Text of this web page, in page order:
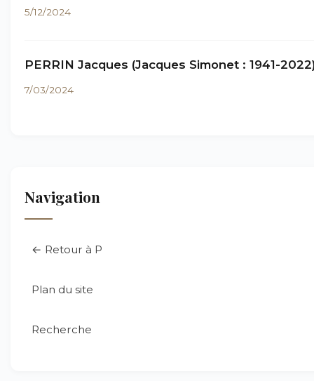
5/12/2024
PERRIN Jacques (Jacques Simonet : 1941-
7/03/2024
Navigation
← Retour à P
Plan du site
Recherche